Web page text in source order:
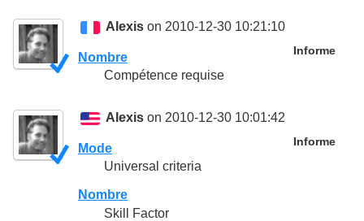
Alexis on 2010-12-30 10:21:10
Informe
Nombre
Compétence requise
Alexis on 2010-12-30 10:01:42
Informe
Mode
Universal criteria
Nombre
Skill Factor